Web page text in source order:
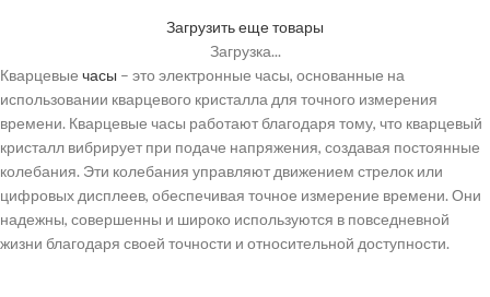
Загрузить еще товары
Загрузка...
Кварцевые часы – это электронные часы, основанные на
использовании кварцевого кристалла для точного измерения
времени. Кварцевые часы работают благодаря тому, что кварцевый
кристалл вибрирует при подаче напряжения, создавая постоянные
колебания. Эти колебания управляют движением стрелок или
цифровых дисплеев, обеспечивая точное измерение времени. Они
надежны, совершенны и широко используются в повседневной
жизни благодаря своей точности и относительной доступности.